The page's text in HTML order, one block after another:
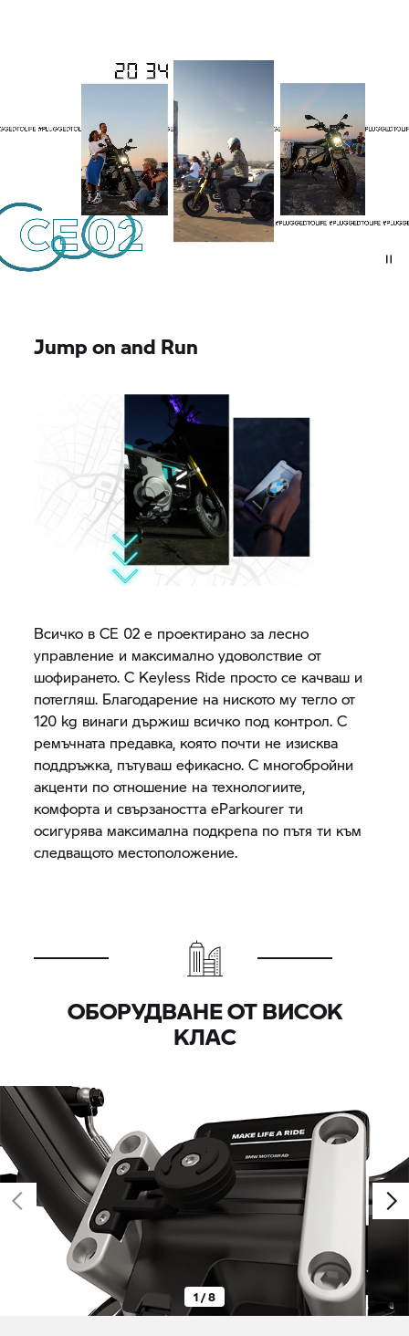
Jump on and Run
Всичко вCE 02 е проектирано за лесно
управление и максимално удоволствие от
шофирането. С Keyless Ride просто се качваш и
потегляш. Благодарение на ниското му тегло от
120 kg винаги държиш всичко под контрол. С
ремъчната предавка, която почти не изисква
поддръжка, пътуваш ефикасно. С многобройни
акценти по отношение на технологиите,
комфорта и свързаността eParkourer ти
осигурява максимална подкрепа по пътя ти към
следващото местоположение.
ОБОРУДВАНЕ ОТ ВИСОК
КЛАС
1 / 8